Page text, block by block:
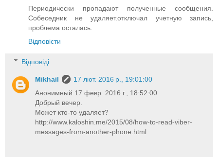
Периодически пропадают полученные сообщения.
Собеседник не удаляет.отключал учетную запись,
проблема осталась.
Відповісти
Відповіді
Mikhail
17 лют. 2016 р., 19:01:00
Анонимный 17 февр. 2016 г., 18:52:00
Добрый вечер.
Может кто-то удаляет?
http://www.kaloshin.me/2015/08/how-to-read-viber-
messages-from-another-phone.html